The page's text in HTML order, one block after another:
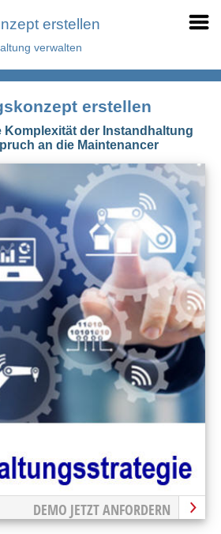
erstellen
verwalten
erstellen
Komplexität der Instandhaltung
an die Maintenancer
DEMO JETZT ANFORDERN